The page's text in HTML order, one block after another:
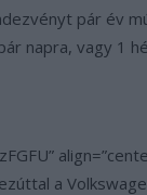
pár év
napra, vagy 1
a